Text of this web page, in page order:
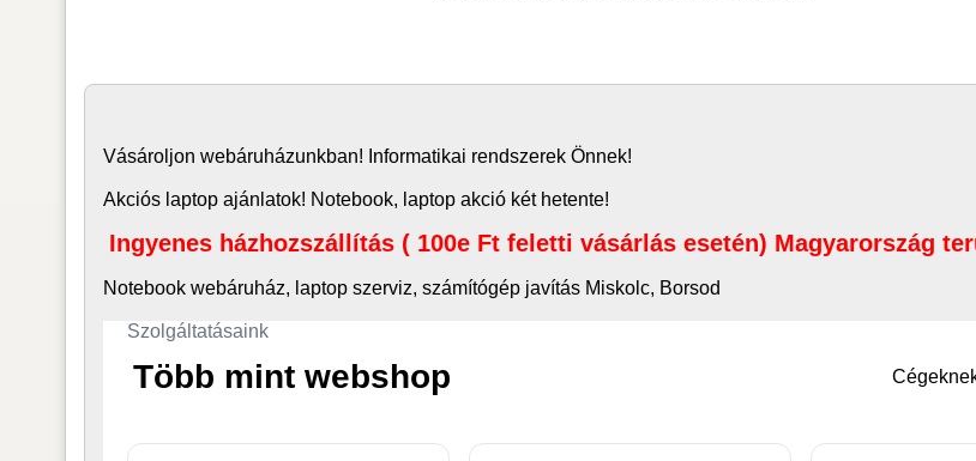
Vásároljon webáruházunkban! Informatikai rendszerek Önnek!
Akciós laptop ajánlatok! Notebook, laptop akció két hetente!
Ingyenes házhozszállítás ( 100e Ft feletti vásárlás esetén) Magyarország
Notebook webáruház, laptop szerviz, számítógép javítás Miskolc, Borsod
Szolgáltatásaink
Több mint webshop